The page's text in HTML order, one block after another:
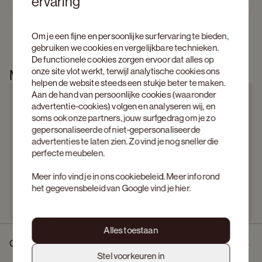
Om je een fijne en persoonlijke surfervaring te bieden,
gebruiken we cookies en vergelijkbare technieken.
De functionele cookies zorgen ervoor dat alles op
onze site vlot werkt, terwijl analytische cookies ons
helpen de website steeds een stukje beter te maken.
Aan de hand van persoonlijke cookies (waaronder
advertentie-cookies) volgen en analyseren wij, en
soms ook onze partners, jouw surfgedrag om je zo
gepersonaliseerde of niet-gepersonaliseerde
advertenties te laten zien. Zo vind je nog sneller die
perfecte meubelen.
Meer info vind je in onscookiebeleid. Meer info rond
het gegevensbeleid van Google vind jehier.
Alles toestaan
Stel voorkeuren in
Previous slide
Meer informatie
Omschrijving